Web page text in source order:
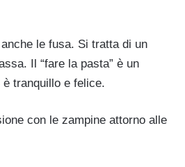
le fusa. Si tratta di un
Il “fare la pasta” è un
tranquillo e felice.
con le zampine attorno alle